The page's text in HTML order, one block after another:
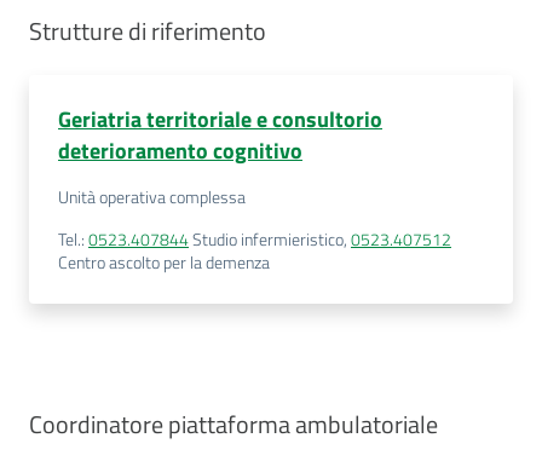
Scuole
ed Enti
Seguici
Strutture di riferimento
Geriatria territoriale e consultorio
deterioramento cognitivo
Unità operativa complessa
Tel.:0523.407844Studio infermieristico,0523.407512
Centro ascolto per la demenza
Coordinatore piattaforma ambulatoriale